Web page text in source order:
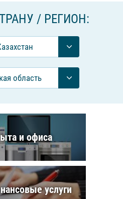
/ РЕГИОН:
область
и офиса
услуги